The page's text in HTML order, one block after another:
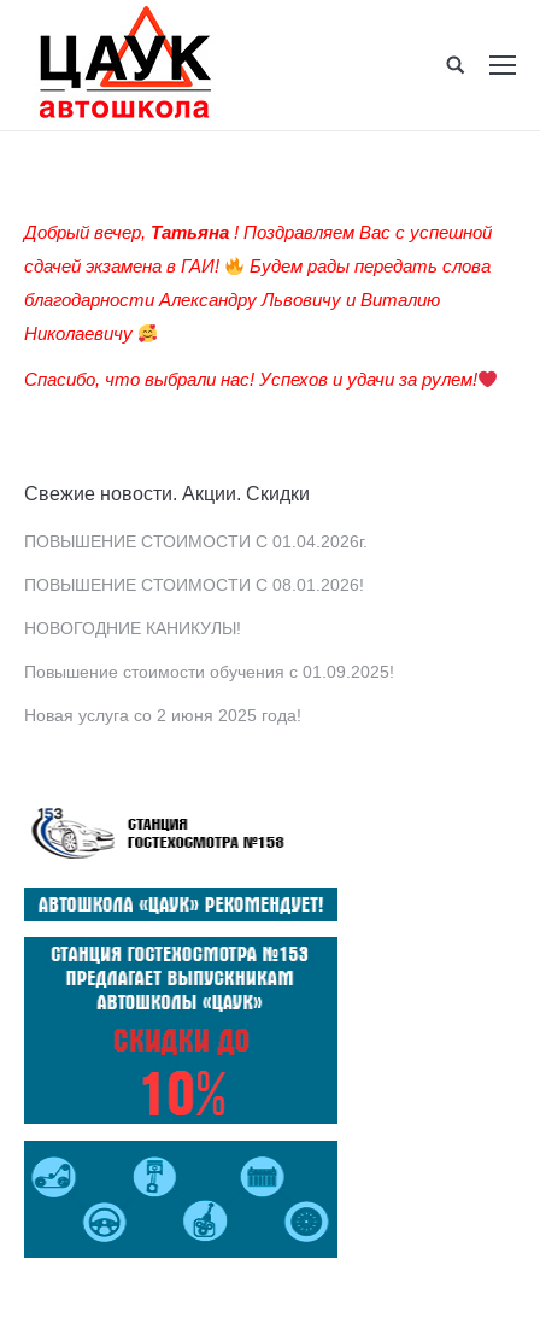
Добрый вечер, Татьяна ! Поздравляем Вас с успешной
сдачей экзамена в ГАИ!
Будем рады передать слова
благодарности Александру Львовичу и Виталию
Николаевичу
Спасибо, что выбрали нас! Успехов и удачи за рулем!
Свежие новости. Акции. Скидки
ПОВЫШЕНИЕ СТОИМОСТИ С 01.04.2026г.
ПОВЫШЕНИЕ СТОИМОСТИ С 08.01.2026!
НОВОГОДНИЕ КАНИКУЛЫ!
Повышение стоимости обучения с 01.09.2025!
Новая услуга со 2 июня 2025 года!